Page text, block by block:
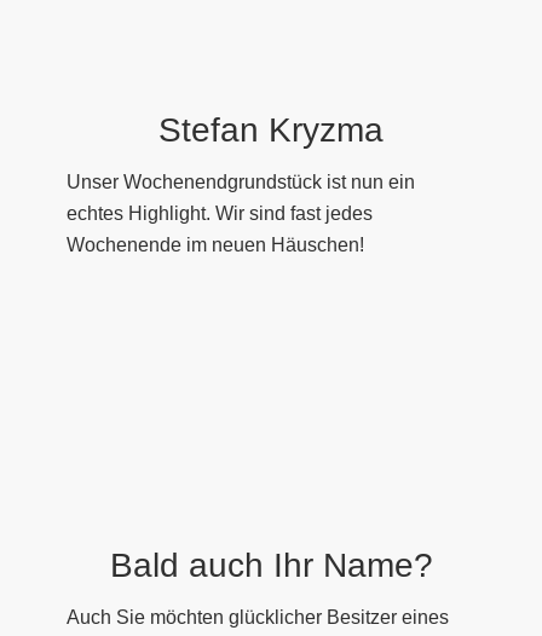
Stefan Kryzma
Unser Wochenendgrundstück ist nun ein
echtes Highlight. Wir sind fast jedes
Wochenende im neuen Häuschen!
Bald auch Ihr Name?
Auch Sie möchten glücklicher Besitzer eines